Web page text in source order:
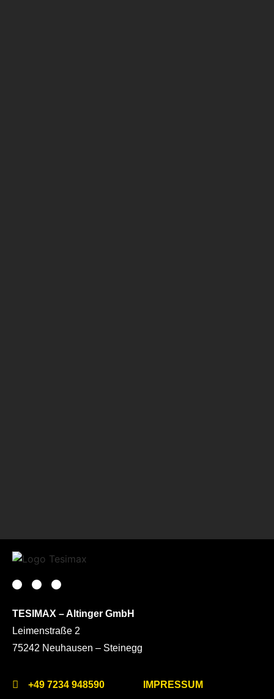
TESIMAX – Altinger GmbH
Leimenstraße 2
75242 Neuhausen – Steinegg
+49 7234 948590
IMPRESSUM